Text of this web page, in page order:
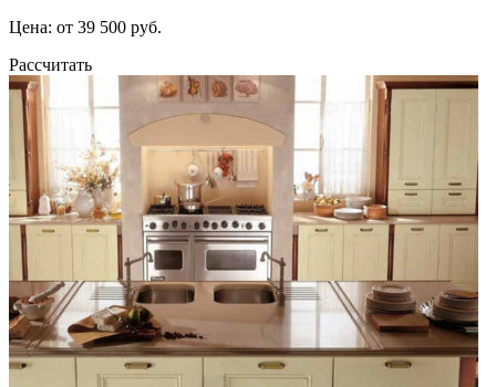
Цена: от 39 500 руб.
Рассчитать